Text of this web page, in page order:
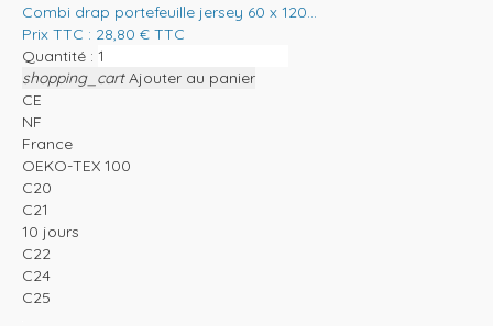
Combi drap portefeuille jersey 60 x 120...
Prix TTC : 28,80 € TTC
Quantité :
shopping_cart Ajouter au panier
CE
NF
France
OEKO-TEX 100
C20
C21
10 jours
C22
C24
C25